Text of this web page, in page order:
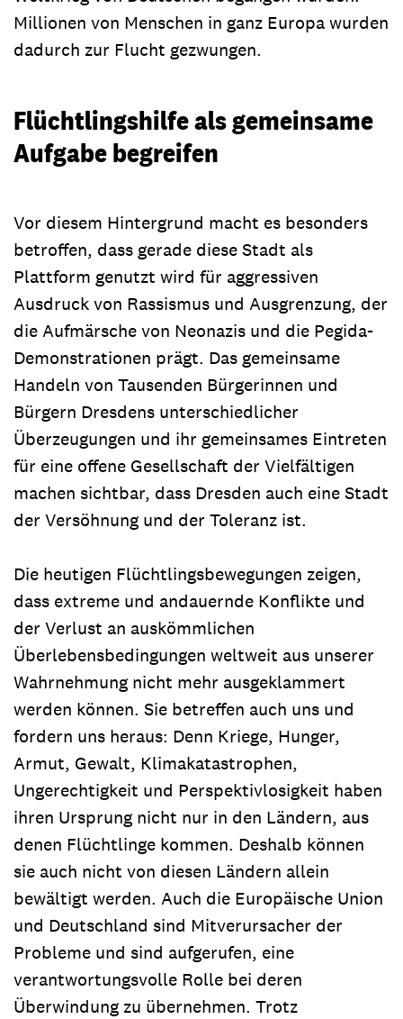
Millionen von Menschen in ganz Europa wurden
dadurch zur Flucht gezwungen.
Flüchtlingshilfe als gemeinsame
Aufgabe begreifen
Vor diesem Hintergrund macht es besonders
betroffen, dass gerade diese Stadt als
Plattform genutzt wird für aggressiven
Ausdruck von Rassismus und Ausgrenzung, der
die Aufmärsche von Neonazis und die Pegida-
Demonstrationen prägt. Das gemeinsame
Handeln von Tausenden Bürgerinnen und
Bürgern Dresdens unterschiedlicher
Überzeugungen und ihr gemeinsames Eintreten
für eine offene Gesellschaft der Vielfältigen
machen sichtbar, dass Dresden auch eine Stadt
der Versöhnung und der Toleranz ist.
Die heutigen Flüchtlingsbewegungen zeigen,
dass extreme und andauernde Konflikte und
der Verlust an auskömmlichen
Überlebensbedingungen weltweit aus unserer
Wahrnehmung nicht mehr ausgeklammert
werden können. Sie betreffen auch uns und
fordern uns heraus: Denn Kriege, Hunger,
Armut, Gewalt, Klimakatastrophen,
Ungerechtigkeit und Perspektivlosigkeit haben
ihren Ursprung nicht nur in den Ländern, aus
denen Flüchtlinge kommen. Deshalb können
sie auch nicht von diesen Ländern allein
bewältigt werden. Auch die Europäische Union
und Deutschland sind Mitverursacher der
Probleme und sind aufgerufen, eine
verantwortungsvolle Rolle bei deren
Überwindung zu übernehmen. Trotz